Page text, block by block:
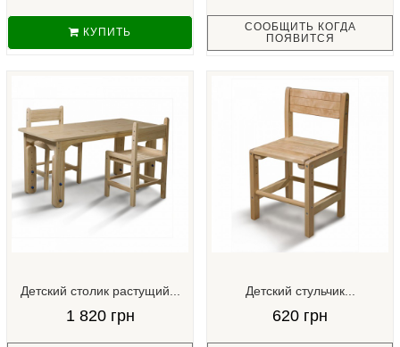
КУПИТЬ
СООБЩИТЬ КОГДА
ПОЯВИТСЯ
Детский столик растущий...
1 820 грн
Детский стульчик...
620 грн